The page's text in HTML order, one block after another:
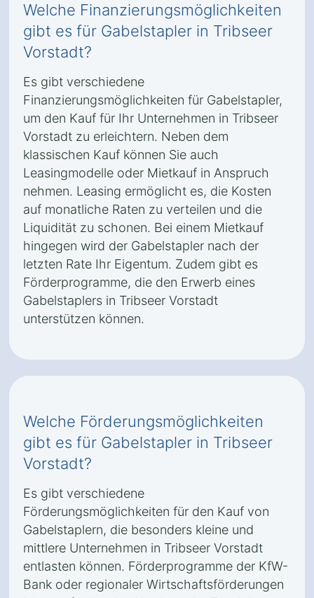
Welche Finanzierungsmöglichkeiten
gibt es für Gabelstapler in Tribseer
Vorstadt?
Es gibt verschiedene
Finanzierungsmöglichkeiten für Gabelstapler,
um den Kauf für Ihr Unternehmen in Tribseer
Vorstadt zu erleichtern. Neben dem
klassischen Kauf können Sie auch
Leasingmodelle oder Mietkauf in Anspruch
nehmen. Leasing ermöglicht es, die Kosten
auf monatliche Raten zu verteilen und die
Liquidität zu schonen. Bei einem Mietkauf
hingegen wird der Gabelstapler nach der
letzten Rate Ihr Eigentum. Zudem gibt es
Förderprogramme, die den Erwerb eines
Gabelstaplers in Tribseer Vorstadt
unterstützen können.
Welche Förderungsmöglichkeiten
gibt es für Gabelstapler in Tribseer
Vorstadt?
Es gibt verschiedene
Förderungsmöglichkeiten für den Kauf von
Gabelstaplern, die besonders kleine und
mittlere Unternehmen in Tribseer Vorstadt
entlasten können. Förderprogramme der KfW-
Bank oder regionaler Wirtschaftsförderungen